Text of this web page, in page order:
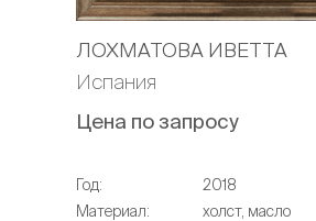
ЛОХМАТОВА ИВЕТТА
Испания
Цена по запросу
Год:
2018
Материал:
холст, масло